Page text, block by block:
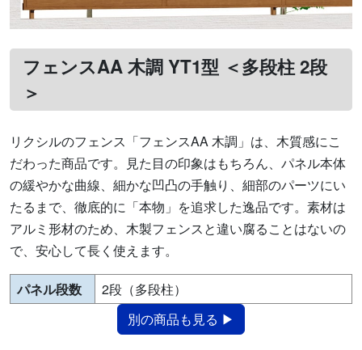
フェンスAA 木調 YT1型 ＜多段柱 2段
＞
リクシルのフェンス「フェンスAA 木調」は、木質感にこ
だわった商品です。見た目の印象はもちろん、パネル本体
の緩やかな曲線、細かな凹凸の手触り、細部のパーツにい
たるまで、徹底的に「本物」を追求した逸品です。素材は
アルミ形材のため、木製フェンスと違い腐ることはないの
で、安心して長く使えます。
パネル段数
2段（多段柱）
別の商品も見る ▶